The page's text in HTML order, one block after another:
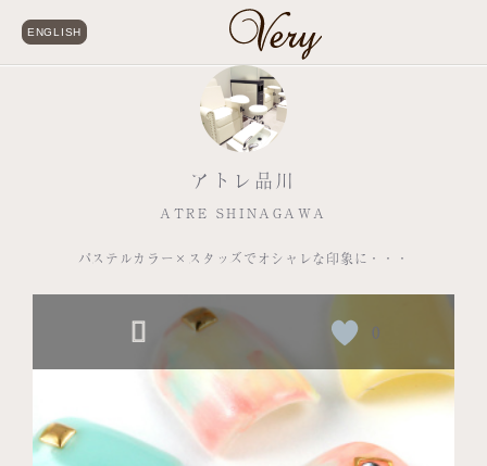
ENGLISH
アトレ品川
ATRE SHINAGAWA
パステルカラー×スタッズでオシャレな印象に・・・
0